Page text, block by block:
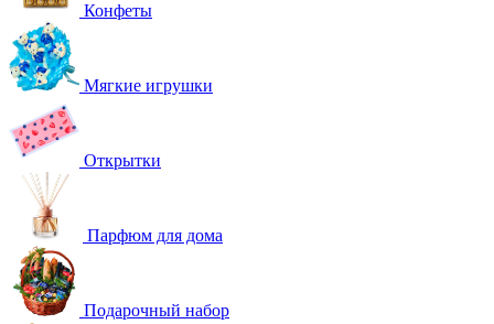
Конфеты
Мягкие игрушки
Открытки
Парфюм для дома
Подарочный набор